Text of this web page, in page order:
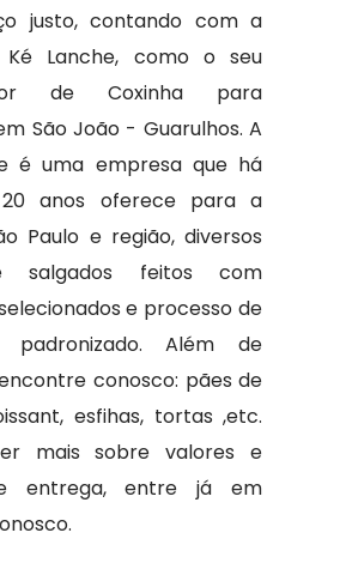
justo, contando com a
Lanche, como o seu
de Coxinha para
São João - Guarulhos. A
é uma empresa que há
anos oferece para a
Paulo e região, diversos
salgados feitos com
e processo de
padronizado. Além de
conosco: pães de
esfihas, tortas ,etc.
mais sobre valores e
entrega, entre já em